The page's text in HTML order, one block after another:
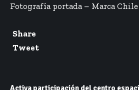
Fotografía portada – Marca Chile
Share
Tweet
Activa participación del centro